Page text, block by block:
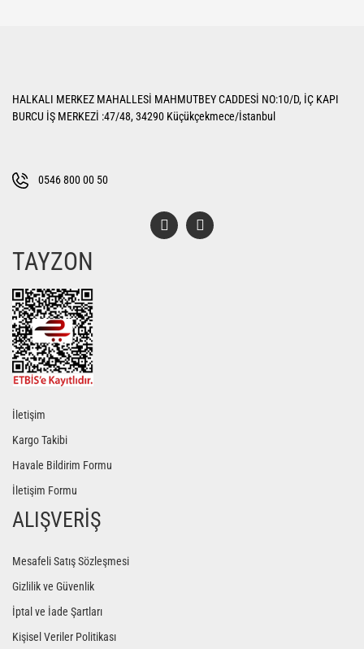
Ürün açıklamasında eksik bilgiler bulunuyor.
Bu ürüne benzer farklı alternatifler olmalı.
HALKALI MERKEZ MAHALLESİ MAHMUTBEY CADDESİ NO:10/D, İÇ KAPI
BURCU İŞ MERKEZİ :47/48, 34290 Küçükçekmece/İstanbul
0546 800 00 50
TAYZON
İletişim
Kargo Takibi
Havale Bildirim Formu
İletişim Formu
ALIŞVERİŞ
Mesafeli Satış Sözleşmesi
Gizlilik ve Güvenlik
İptal ve İade Şartları
Kişisel Veriler Politikası